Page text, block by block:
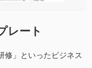
レート
修」といったビジネス